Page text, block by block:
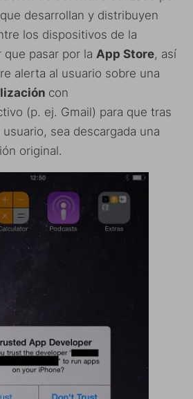
desarrollan y distribuyen
los dispositivos de la
pasar por la App Store, así
alerta al usuario sobre una
con
(p. ej. Gmail) para que tras
sea descargada una
original.